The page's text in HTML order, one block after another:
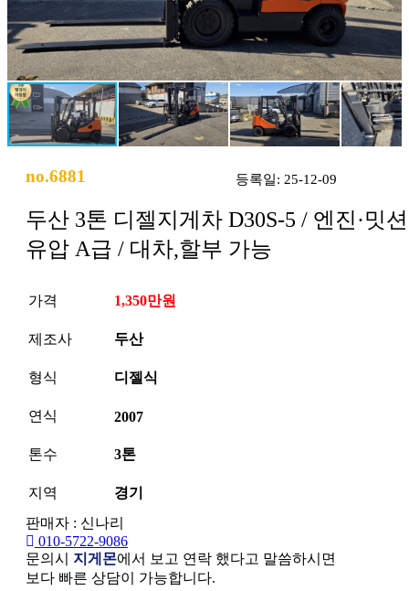
no.6881 등록일: 25-12-09
두산 3톤 디젤지게차 D30S-5 / 엔진·밋션
유압 A급 / 대차,할부 가능
가격 1,350만원
제조사 두산
형식 디젤식
연식 2007
톤수 3톤
지역
경기
판매자 : 신나리
010-5722-9086
문의시 지게몬에서 보고 연락 했다고 말씀하시면
보다 빠른 상담이 가능합니다.